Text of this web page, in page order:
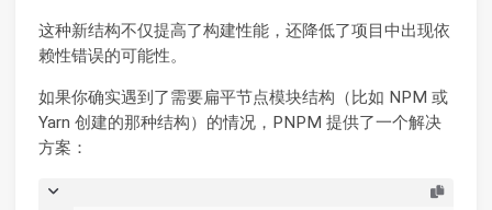
这种新结构不仅提高了构建性能，还降低了项目中出现依
赖性错误的可能性。
如果你确实遇到了需要扁平节点模块结构（比如 NPM 或
Yarn 创建的那种结构）的情况，PNPM 提供了一个解决
方案：